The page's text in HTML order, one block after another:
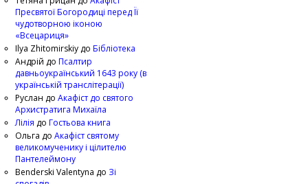
Пресвятої Богородиці перед Її
чудотворною іконою
«Всецариця»
Ilya Zhitomirskiy до Бібліотека
Андрій до Псалтир
давньоукраїнський 1643 року (в
українській транслітерації)
Руслан до Акафіст до святого
Архистратига Михаїла
Лілія до Гостьова книга
Ольга до Акафіст святому
великомученику і цілителю
Пантелеймону
Benderski Valentyna до Зі